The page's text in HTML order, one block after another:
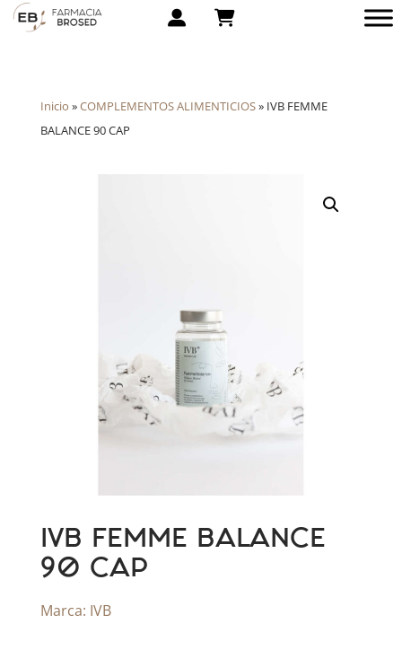
Inicio »COMPLEMENTOS ALIMENTICIOS» IVB FEMME
BALANCE 90 CAP
IVB FEMME BALANCE
90 CAP
Marca: IVB